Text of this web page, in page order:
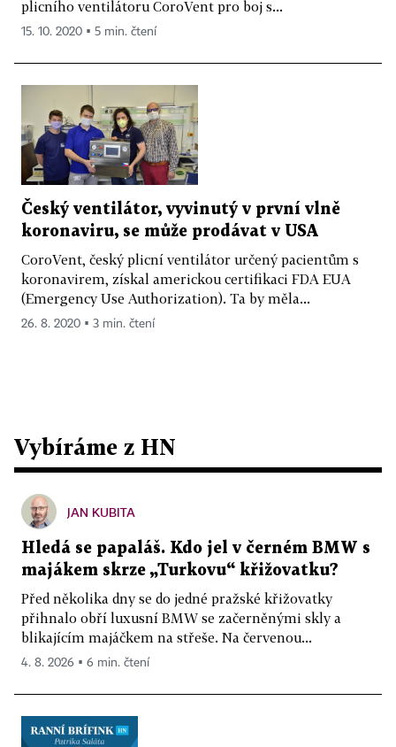
plicního ventilátoru CoroVent pro boj s...
15. 10. 2020 ▪ 5 min. čtení
Český ventilátor, vyvinutý v první vlně
koronaviru, se může prodávat v USA
CoroVent, český plicní ventilátor určený pacientům s
koronavirem, získal americkou certifikaci FDA EUA
(Emergency Use Authorization). Ta by měla...
26. 8. 2020 ▪ 3 min. čtení
Vybíráme z HN
JAN KUBITA
Hledá se papaláš. Kdo jel v černém BMW s
majákem skrze „Turkovu“ křižovatku?
Před několika dny se do jedné pražské křižovatky
přihnalo obří luxusní BMW se začerněnými skly a
blikajícím majáčkem na střeše. Na červenou...
4. 8. 2026 ▪ 6 min. čtení